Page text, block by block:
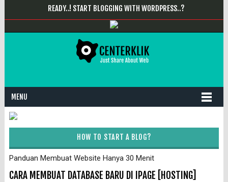
READY..! START BLOGGING WITH WORDPRESS..?
MENU
HOW TO START A BLOG?
Panduan Membuat Website Hanya 30 Menit
CARA MEMBUAT DATABASE BARU DI IPAGE [HOSTING]